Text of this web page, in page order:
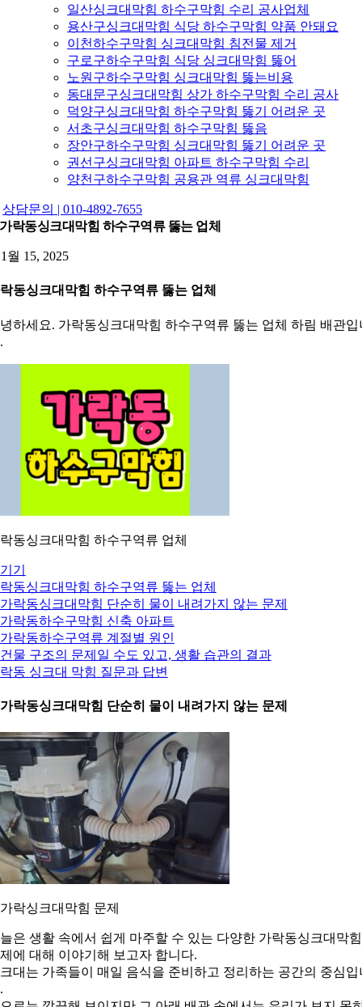
일산싱크대막힘 하수구막힘 수리 공사업체
용산구싱크대막힘 식당 하수구막힘 약품 안돼요
이천하수구막힘 싱크대막힘 침전물 제거
구로구하수구막힘 식당 싱크대막힘 뚫어
노원구하수구막힘 싱크대막힘 뚫는비용
동대문구싱크대막힘 상가 하수구막힘 수리 공사
덕양구싱크대막힘 하수구막힘 뚫기 어려운 곳
서초구싱크대막힘 하수구막힘 뚫음
장안구하수구막힘 싱크대막힘 뚫기 어려운 곳
권선구싱크대막힘 아파트 하수구막힘 수리
양천구하수구막힘 공용관 역류 싱크대막힘
상담문의 | 010-4892-7655
가락동싱크대막힘 하수구역류 뚫는 업체
월 15, 2025
동싱크대막힘 하수구역류 뚫는 업체
하세요. 가락동싱크대막힘 하수구역류 뚫는 업체 하림 배관입
동싱크대막힘 하수구역류 업체
기
동싱크대막힘 하수구역류 뚫는 업체
락동싱크대막힘 단순히 물이 내려가지 않는 문제
락동하수구막힘 신축 아파트
락동하수구역류 계절별 원인
물 구조의 문제일 수도 있고, 생활 습관의 결과
동 싱크대 막힘 질문과 답변
락동싱크대막힘 단순히 물이 내려가지 않는 문제
락싱크대막힘 문제
은 생활 속에서 쉽게 마주할 수 있는 다양한 가락동싱크대막힘
에 대해 이야기해 보고자 합니다.
대는 가족들이 매일 음식을 준비하고 정리하는 공간의 중심입